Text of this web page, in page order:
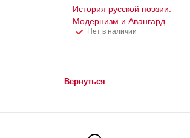
История русской поэзии.
Модернизм и Авангард
Нет в наличии
Вернуться